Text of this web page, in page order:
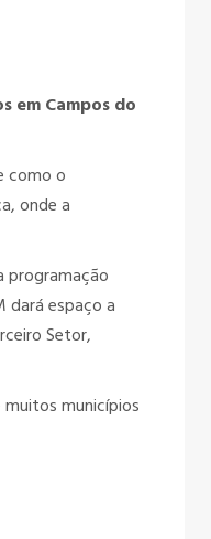
em Campos do
como o
onde a
programação
dará espaço a
Setor,
municípios